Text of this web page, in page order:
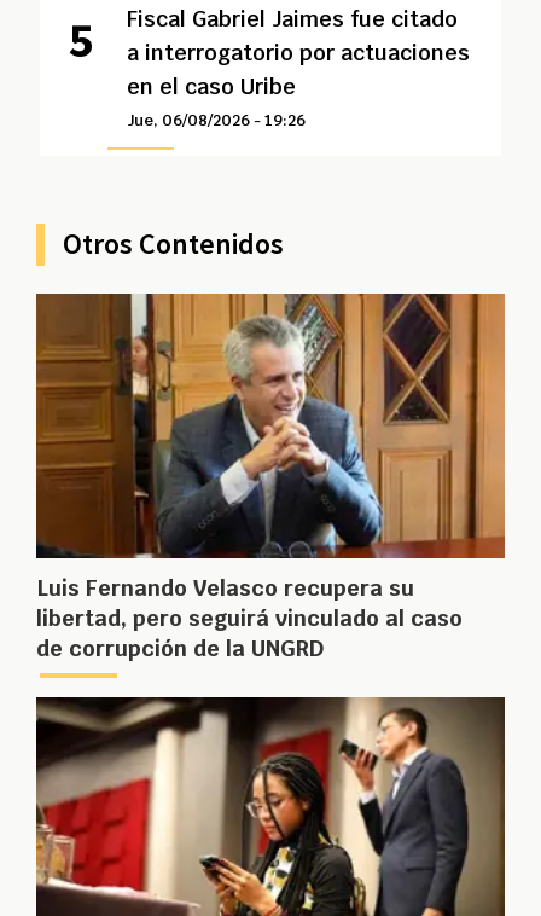
Fiscal Gabriel Jaimes fue citado
a interrogatorio por actuaciones
en el caso Uribe
Jue, 06/08/2026 - 19:26
Otros Contenidos
Luis Fernando Velasco recupera su
libertad, pero seguirá vinculado al caso
de corrupción de la UNGRD